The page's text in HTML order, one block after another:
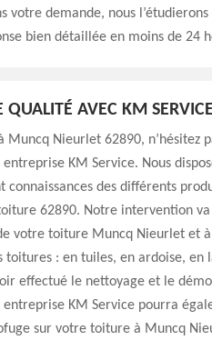
votre demande, nous l’étudierons
bien détaillée en moins de 24
QUALITÉ AVEC KM
Nieurlet 62890, n’hésitez
KM Service. Nous
connaissances des différents
62890. Notre intervention va
votre toiture Muncq Nieurlet et à
: en tuiles, en ardoise, en
effectué le nettoyage et le
KM Service pourra
sur votre toiture à Muncq